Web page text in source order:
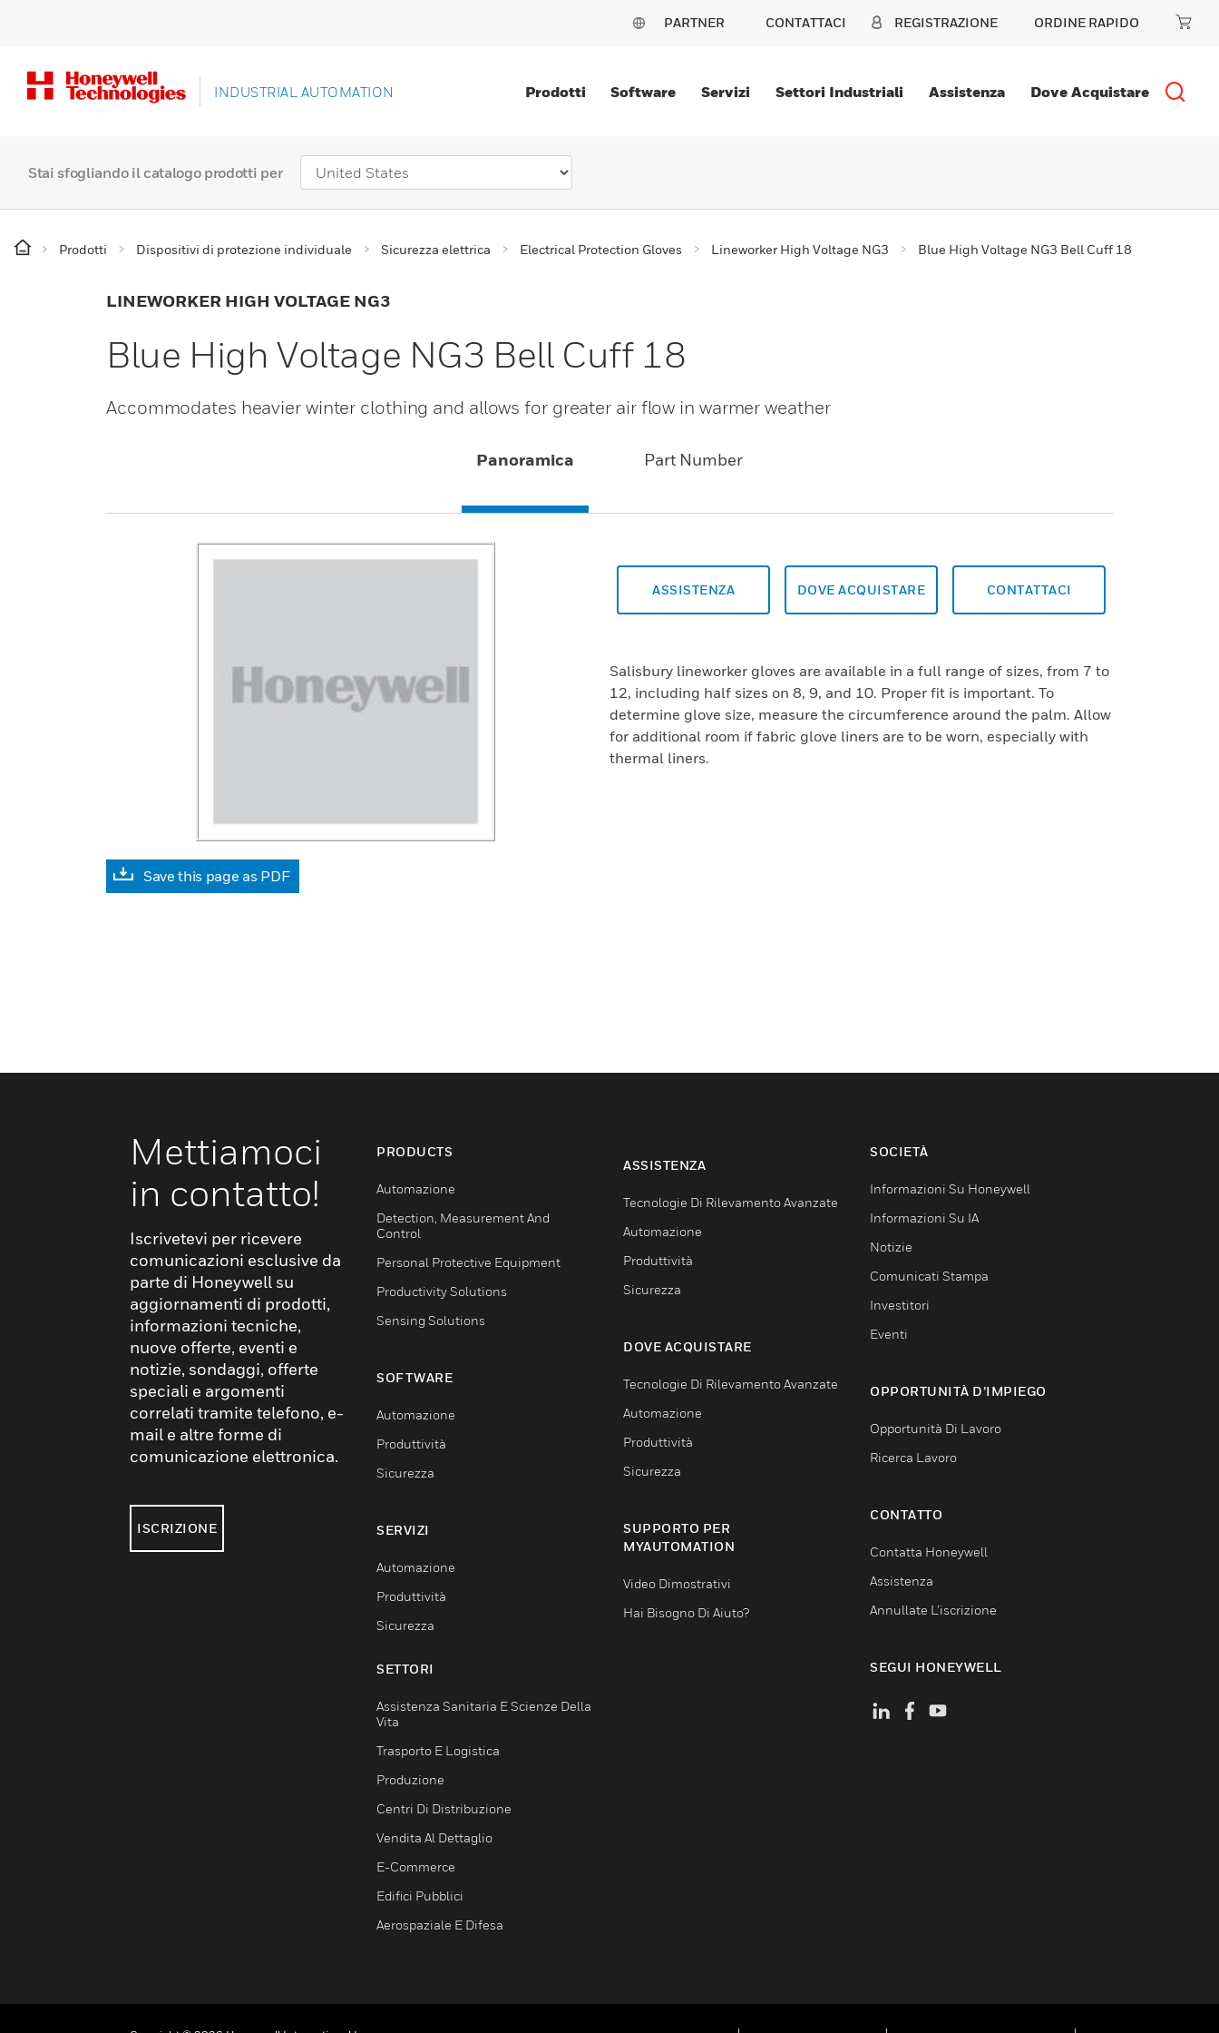
PARTNER CONTATTACI REGISTRAZIONE ORDINE RAPIDO
INDUSTRIAL AUTOMATION Prodotti Software Servizi Settori Industriali Assistenza Dove Acquistare
Stai sfogliando il catalogo prodotti per
Prodotti Dispositivi di protezione individuale Sicurezza elettrica Electrical Protection Gloves Lineworker High Voltage NG3 Blue High Voltage NG3 Bell Cuff 18
LINEWORKER HIGH VOLTAGE NG3
Blue High Voltage NG3 Bell Cuff 18
Accommodates heavier winter clothing and allows for greater air flow in warmer weather
Panoramica Part Number
Save this page as PDF
ASSISTENZA DOVE ACQUISTARE CONTATTACI
Salisbury lineworker gloves are available in a full range of sizes, from 7 to
12, including half sizes on 8, 9, and 10. Proper fit is important. To
determine glove size, measure the circumference around the palm. Allow
for additional room if fabric glove liners are to be worn, especially with
thermal liners.
Mettiamoci
in contatto!
Iscrivetevi per ricevere
comunicazioni esclusive da
parte di Honeywell su
aggiornamenti di prodotti,
informazioni tecniche,
nuove offerte, eventi e
notizie, sondaggi, offerte
speciali e argomenti
correlati tramite telefono, e-
mail e altre forme di
comunicazione elettronica.
ISCRIZIONE
PRODUCTS
Automazione
Detection, Measurement And
Control
Personal Protective Equipment
Productivity Solutions
Sensing Solutions
SOFTWARE
Automazione
Produttività
Sicurezza
SERVIZI
Automazione
Produttività
Sicurezza
SETTORI
Assistenza Sanitaria E Scienze Della
Vita
Trasporto E Logistica
Produzione
Centri Di Distribuzione
Vendita Al Dettaglio
E-Commerce
Edifici Pubblici
Aerospaziale E Difesa
ASSISTENZA
Tecnologie Di Rilevamento Avanzate
Automazione
Produttività
Sicurezza
DOVE ACQUISTARE
Tecnologie Di Rilevamento Avanzate
Automazione
Produttività
Sicurezza
SUPPORTO PER
MYAUTOMATION
Video Dimostrativi
Hai Bisogno Di Aiuto?
SOCIETÀ
Informazioni Su Honeywell
Informazioni Su IA
Notizie
Comunicati Stampa
Investitori
Eventi
OPPORTUNITÀ D’IMPIEGO
Opportunità Di Lavoro
Ricerca Lavoro
CONTATTO
Contatta Honeywell
Assistenza
Annullate L’iscrizione
SEGUI HONEYWELL